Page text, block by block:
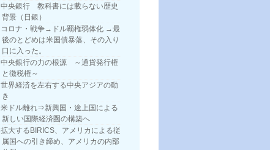
中央銀行 教科書には載らない歴史
背景（日銀）
コロナ・戦争→ドル覇権弱体化 →最
後のとどめは米国債暴落、その入り
口に入った。
中央銀行の力の根源 ～通貨発行権
と徴税権～
世界経済を左右する中央アジアの動
き
米ドル離れ⇒新興国・途上国による
新しい国際経済圏の構築へ
拡大するBIRICS、アメリカによる従
属国への引き締め、アメリカの内部